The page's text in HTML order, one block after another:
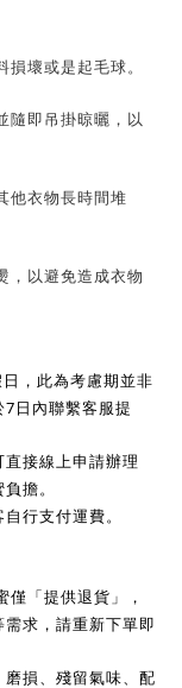
壞或是起毛球。
隨即吊掛晾曬，以
他衣物長時間堆
，以避免造成衣物
，此為考慮期並非
7 日內聯繫客服提
接線上申請辦理
擔。
行支付運費。
僅「提供退貨」，
需求，請重新下單即
損、殘留氣味、配